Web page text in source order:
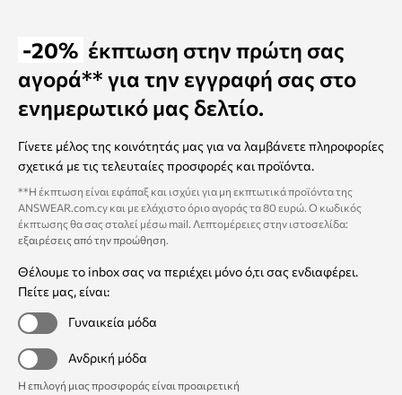
-20% έκπτωση στην πρώτη σας
αγορά** για την εγγραφή σας στο
ενημερωτικό μας δελτίο.
Γίνετε μέλος της κοινότητάς μας για να λαμβάνετε πληροφορίες
σχετικά με τις τελευταίες προσφορές και προϊόντα.
**Η έκπτωση είναι εφάπαξ και ισχύει για μη εκπτωτικά προϊόντα της
ANSWEAR.com.cy και με ελάχιστο όριο αγοράς τα 80 ευρώ. Ο κωδικός
έκπτωσης θα σας σταλεί μέσω mail. Λεπτομέρειες στην ιστοσελίδα:
εξαιρέσεις από την προώθηση.
Θέλουμε το inbox σας να περιέχει μόνο ό,τι σας ενδιαφέρει.
Πείτε μας, είναι:
Γυναικεία μόδα
Ανδρική μόδα
Η επιλογή μιας προσφοράς είναι προαιρετική